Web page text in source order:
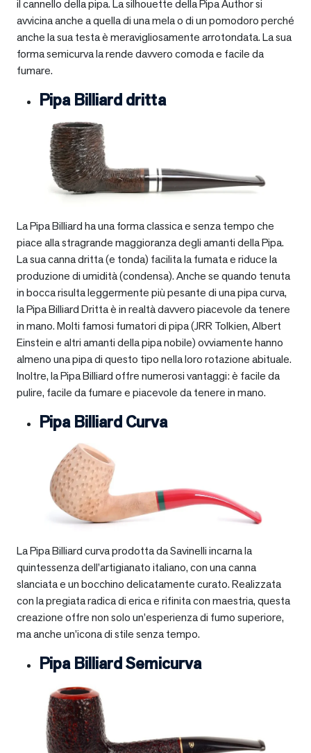
il cannello della pipa. La silhouette della Pipa Author si
avvicina anche a quella di una mela o di un pomodoro perché
anche la sua testa è meravigliosamente arrotondata. La sua
forma semicurva la rende davvero comoda e facile da
fumare.
Pipa Billiard dritta
La Pipa Billiard ha una forma classica e senza tempo che
piace alla stragrande maggioranza degli amanti della Pipa.
La sua canna dritta (e tonda) facilita la fumata e riduce la
produzione di umidità (condensa). Anche se quando tenuta
in bocca risulta leggermente più pesante di una pipa curva,
la Pipa Billiard Dritta è in realtà davvero piacevole da tenere
in mano. Molti famosi fumatori di pipa (JRR Tolkien, Albert
Einstein e altri amanti della pipa nobile) ovviamente hanno
almeno una pipa di questo tipo nella loro rotazione abituale.
Inoltre, la Pipa Billiard offre numerosi vantaggi: è facile da
pulire, facile da fumare e piacevole da tenere in mano.
Pipa Billiard Curva
La Pipa Billiard curva prodotta da Savinelli incarna la
quintessenza dell’artigianato italiano, con una canna
slanciata e un bocchino delicatamente curato. Realizzata
con la pregiata radica di erica e rifinita con maestria, questa
creazione offre non solo un’esperienza di fumo superiore,
ma anche un’icona di stile senza tempo.
Pipa Billiard Semicurva